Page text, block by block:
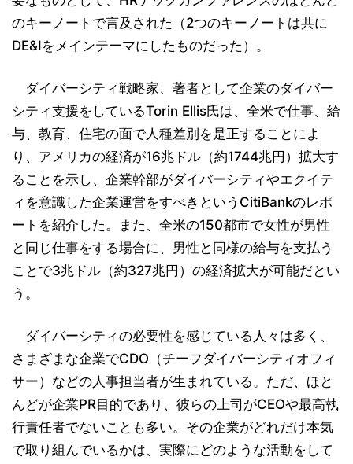
のキーノートで言及された（2つのキーノートは共に
DE&Iをメインテーマにしたものだった）。
ダイバーシティ戦略家、著者として企業のダイバー
シティ支援をしているTorin Ellis氏は、全米で仕事、給
与、教育、住宅の面で人種差別を是正することによ
り、アメリカの経済が16兆ドル（約1744兆円）拡大す
ることを示し、企業幹部がダイバーシティやエクイテ
ィを意識した企業運営をすべきというCitiBankのレポ
ートを紹介した。また、全米の150都市で女性が男性
と同じ仕事をする場合に、男性と同様の給与を支払う
ことで3兆ドル（約327兆円）の経済拡大が可能だとい
う。
ダイバーシティの必要性を感じている人々は多く、
さまざまな企業でCDO（チーフダイバーシティオフィ
サー）などの人事担当者が生まれている。ただ、ほと
んどが企業PR目的であり、彼らの上司がCEOや最高執
行責任者でないことも多い。その企業がどれだけ本気
で取り組んでいるかは、実際にどのような活動をして